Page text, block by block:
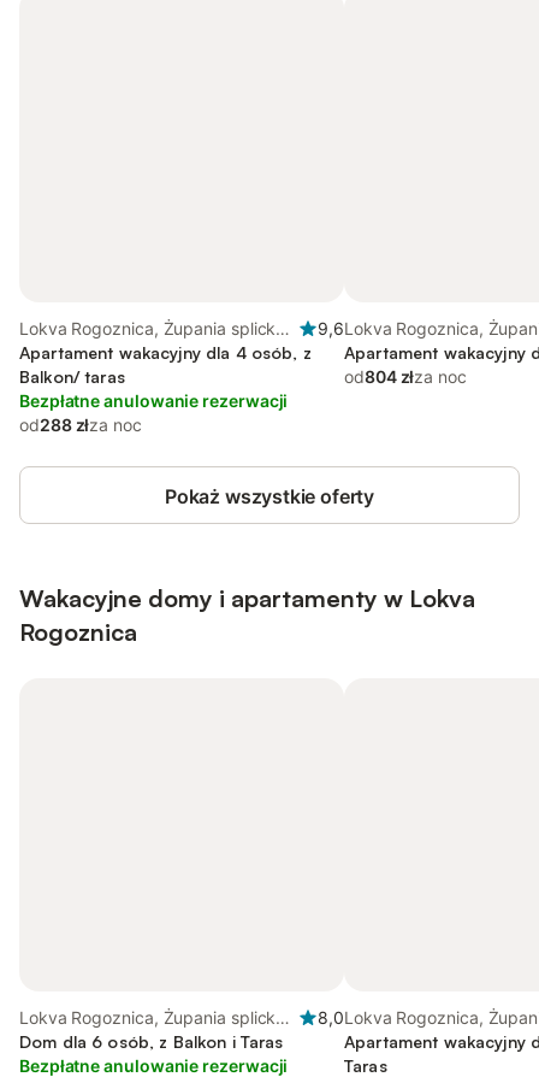
Lokva Rogoznica, Żupania splicko-
dalmatyńska
9,6
Apartament wakacyjny dla 4 osób, z
Balkon/ taras
Bezpłatne anulowanie rezerwacji
od288 złza noc
Lokva Rogoznica,
splicko-dalmatyńska
Apartament wakacyjny
od804 złza noc
Pokaż wszystkie oferty
Wakacyjne domy i apartamenty w Lokva
Rogoznica
Lokva Rogoznica, Żupania splicko-
dalmatyńska
8,0
Dom dla 6 osób, z Balkon i Taras
Bezpłatne anulowanie rezerwacji
Lokva Rogoznica,
dalmatyńska
Apartament wakacyjny
Taras